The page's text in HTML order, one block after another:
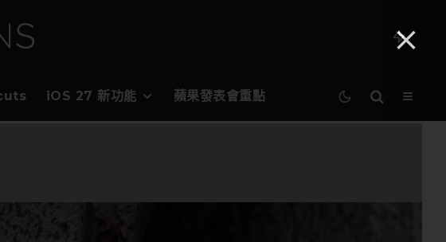
iOS 27 新功能 蘋果發表會重點